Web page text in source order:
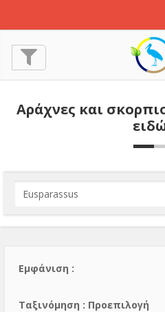
Αράχνες και
Εμφάνιση :
Тαξινόμηση : Προεπιλογή